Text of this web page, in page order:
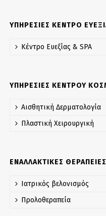
ΥΠΗΡΕΣΙΕΣ ΚΕΝΤΡΟ
Κέντρο Ευεξίας & SPA
ΥΠΗΡΕΣΙΕΣ ΚΕΝΤΡΟΥ
Αισθητική Δερματολογία
Πλαστική Χειρουργική
ΕΝΑΛΛΑΚΤΙΚΕΣ ΘΕΡΑΠΕΙΕΣ
Ιατρικός βελονισμός
Προλοθεραπεία